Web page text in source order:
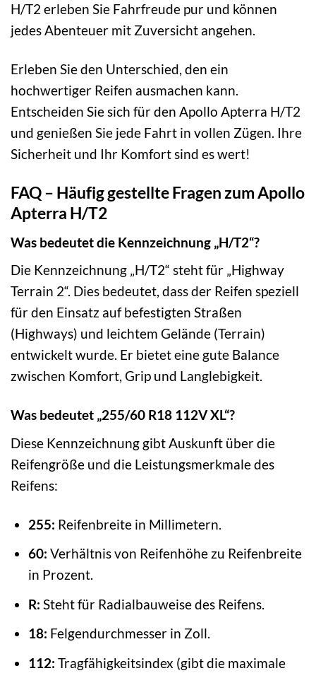
H/T2 erleben Sie Fahrfreude pur und können
jedes Abenteuer mit Zuversicht angehen.
Erleben Sie den Unterschied, den ein
hochwertiger Reifen ausmachen kann.
Entscheiden Sie sich für den Apollo Apterra H/T2
und genießen Sie jede Fahrt in vollen Zügen. Ihre
Sicherheit und Ihr Komfort sind es wert!
FAQ – Häufig gestellte Fragen zum Apollo
Apterra H/T2
Was bedeutet die Kennzeichnung „H/T2“?
Die Kennzeichnung „H/T2“ steht für „Highway
Terrain 2“. Dies bedeutet, dass der Reifen speziell
für den Einsatz auf befestigten Straßen
(Highways) und leichtem Gelände (Terrain)
entwickelt wurde. Er bietet eine gute Balance
zwischen Komfort, Grip und Langlebigkeit.
Was bedeutet „255/60 R18 112V XL“?
Diese Kennzeichnung gibt Auskunft über die
Reifengröße und die Leistungsmerkmale des
Reifens:
255: Reifenbreite in Millimetern.
60: Verhältnis von Reifenhöhe zu Reifenbreite
in Prozent.
R: Steht für Radialbauweise des Reifens.
18: Felgendurchmesser in Zoll.
112: Tragfähigkeitsindex (gibt die maximale